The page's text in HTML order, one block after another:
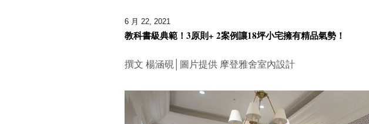
6 月 22, 2021
教科書級典範！3原則+ 2案例讓18坪小宅擁有精品氣勢！
撰文 楊涵硯│圖片提供 摩登雅舍室內設計